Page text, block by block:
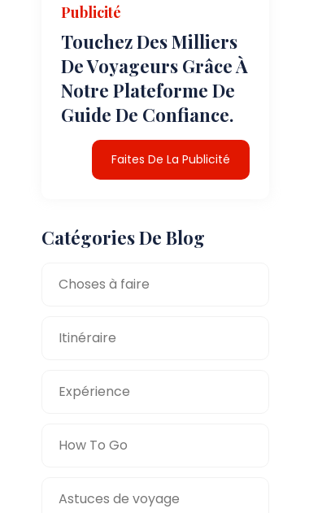
Publicité
Touchez Des Milliers
De Voyageurs Grâce À
Notre Plateforme De
Guide De Confiance.
Faites De La Publicité
Catégories De Blog
Choses à faire
Itinéraire
Expérience
How To Go
Astuces de voyage